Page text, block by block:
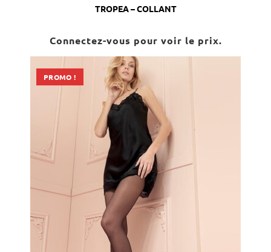
TROPEA – COLLANT
Connectez-vous pour voir le prix.
PROMO !